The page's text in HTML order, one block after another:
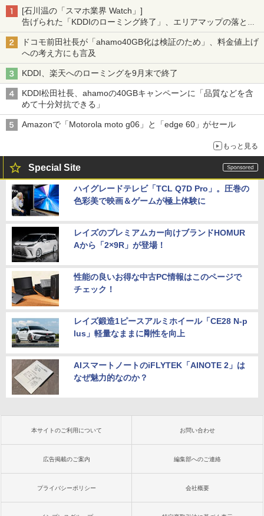
[石川温の「スマホ業界 Watch」]
告げられた「KDDIのローミング終了」、エリアマップの落とし
穴と楽天モバイルの課題
ドコモ前田社長が「ahamo40GB化は検証のため」、料金値上げ
への考え方にも言及
KDDI、楽天へのローミングを9月末で終了
KDDI松田社長、ahamoの40GBキャンペーンに「品質などを含
めて十分対抗できる」
Amazonで「Motorola moto g06」と「edge 60」がセール
もっと見る
Special Site
ハイグレードテレビ「TCL Q7D Pro」。圧巻の
色彩美で映画＆ゲームが極上体験に
レイズのプレミアムカー向けブランドHOMUR
Aから「2×9R」が登場！
性能の良いお得な中古PC情報はこのページで
チェック！
レイズ鍛造1ピースアルミホイール「CE28 N-p
lus」軽量なままに剛性を向上
AIスマートノートのiFLYTEK「AINOTE 2」は
なぜ魅力的なのか？
本サイトのご利用について お問い合わせ
広告掲載のご案内 編集部へのご連絡
プライバシーポリシー 会社概要